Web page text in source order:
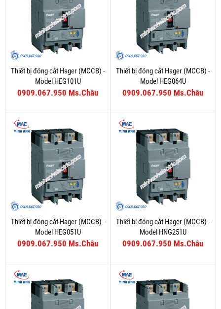
Thiết bị đóng cắt Hager (MCCB) -
Model HEG101U
0909.067.950 Ms.Châu
Thiết bị đóng cắt Hager (MCCB) -
Model HEG064U
0909.067.950 Ms.Châu
Thiết bị đóng cắt Hager (MCCB) -
Model HEG051U
0909.067.950 Ms.Châu
Thiết bị đóng cắt Hager (MCCB) -
Model HNG251U
0909.067.950 Ms.Châu